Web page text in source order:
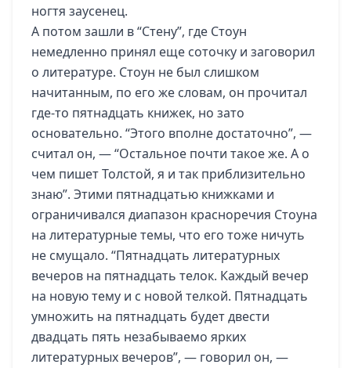
ногтя заусенец.
А потом зашли в “Стену”, где Стоун
немедленно принял еще соточку и заговорил
о литературе. Стоун не был слишком
начитанным, по его же словам, он прочитал
где-то пятнадцать книжек, но зато
основательно. “Этого вполне достаточно”, —
считал он, — “Остальное почти такое же. А о
чем пишет Толстой, я и так приблизительно
знаю”. Этими пятнадцатью книжками и
ограничивался диапазон красноречия Стоуна
на литературные темы, что его тоже ничуть
не смущало. “Пятнадцать литературных
вечеров на пятнадцать телок. Каждый вечер
на новую тему и с новой телкой. Пятнадцать
умножить на пятнадцать будет двести
двадцать пять незабываемо ярких
литературных вечеров”, — говорил он, —